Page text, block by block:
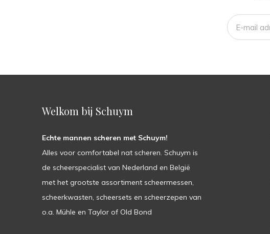
Welkom bij Schuym
Echte mannen scheren met Schuym!
Alles voor comfortabel nat scheren. Schuym is
de scheerspecialist van Nederland en België
met het grootste assortiment scheermessen,
scheerkwasten, scheersets en scheerzepen van
o.a. Mühle en Taylor of Old Bond